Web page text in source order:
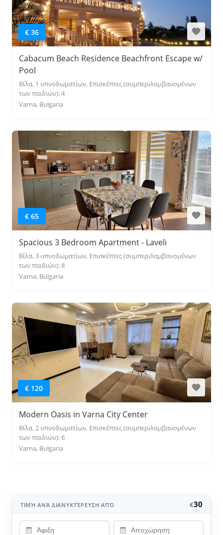
€ 36
Cabacum Beach Residence Beachfront Escape w/
Pool
Βίλα, 1 υπνοδωματίων, Επισκέπτες (συμπεριλαμβανομένων
των παιδιών): 4
Varna, Bulgaria
€ 65
Spacious 3 Bedroom Apartment - Laveli
Βίλα, 3 υπνοδωματίων, Επισκέπτες (συμπεριλαμβανομένων
των παιδιών): 8
Varna, Bulgaria
€ 120
Modern Oasis in Varna City Center
Βίλα, 2 υπνοδωματίων, Επισκέπτες (συμπεριλαμβανομένων
των παιδιών): 6
Varna, Bulgaria
ΤΙΜΉ ΑΝΆ ΔΙΑΝΥΚΤΈΡΕΥΣΗ ΑΠΌ €30